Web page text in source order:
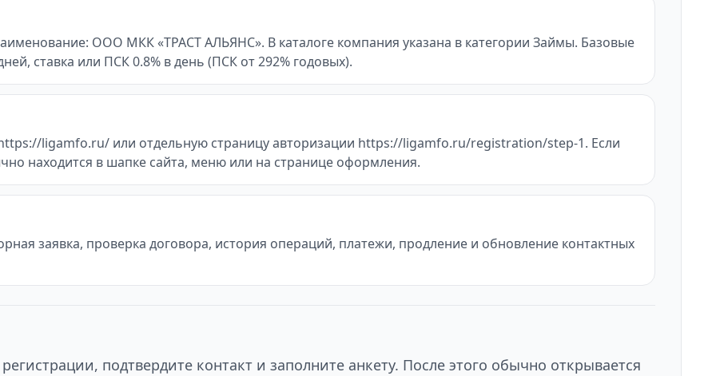
ООО МКК «ТРАСТ АЛЬЯНС». В каталоге компания указана в категории Займы. Базовые
ставка или ПСК 0.8% в день (ПСК от 292% годовых).
ligamfo.ru/ или отдельную страницу авторизации https://ligamfo.ru/registration/step-1. Если
находится в шапке сайта, меню или на странице оформления.
заявка, проверка договора, история операций, платежи, продление и обновление контактных
подтвердите контакт и заполните анкету. После этого обычно открывается